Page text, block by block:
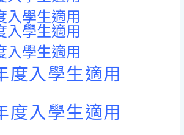
入學生適用
入學生適用
入學生適用
度入學生適用
度入學生適用